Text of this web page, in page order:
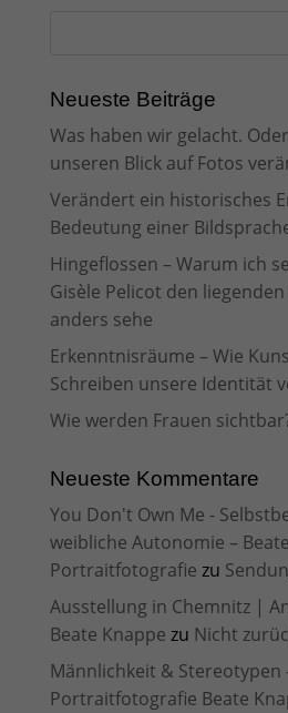
Neueste Beiträge
Was haben wir gelacht.
unseren Blick auf Fotos
Verändert ein historisches
Bedeutung einer
Hingeflossen – Warum ich
Gisèle Pelicot den
anders sehe
Erkenntnisräume – Wie
Schreiben unsere Identität
Wie werden Frauen
Neueste Kommentare
You Don't Own Me -
weibliche Autonomie –
Portraitfotografie zu
Ausstellung in Chemnitz |
Beate Knappe zu Nicht
Männlichkeit & Stereotypen
Portraitfotografie Beate